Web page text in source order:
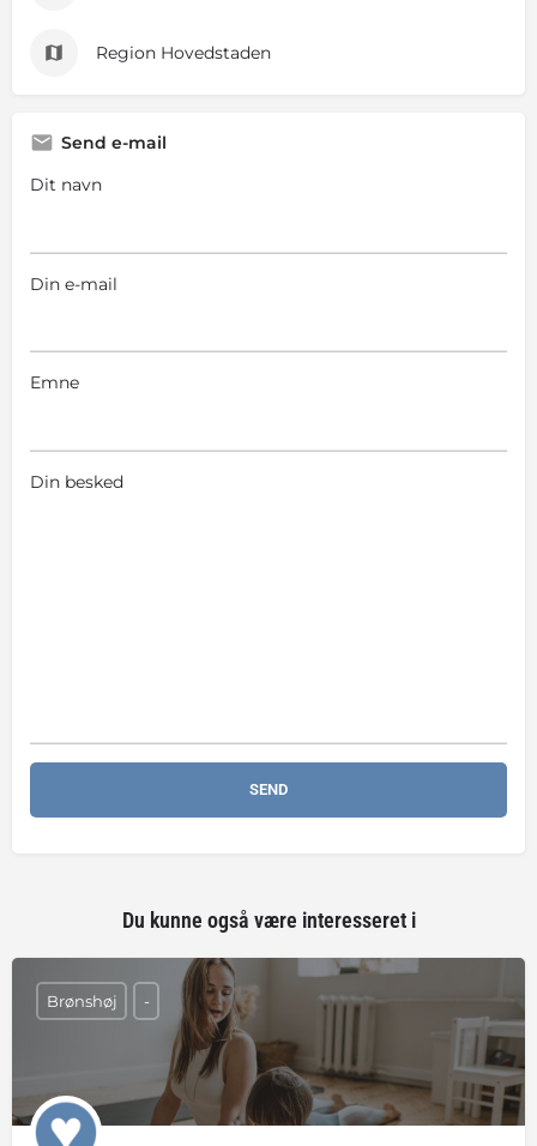
Region Hovedstaden
Send e-mail
Dit navn
Din e-mail
Emne
Din besked
Du kunne også være interesseret i
Brønshøj -